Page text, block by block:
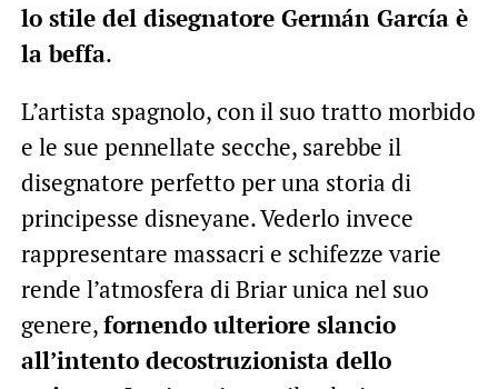
lo stile del disegnatore Germán García è
la beffa.
L’artista spagnolo, con il suo tratto morbido
e le sue pennellate secche, sarebbe il
disegnatore perfetto per una storia di
principesse disneyane. Vederlo invece
rappresentare massacri e schifezze varie
rende l’atmosfera di Briar unica nel suo
genere,fornendo ulteriore slancio
all’intento decostruzionista dello